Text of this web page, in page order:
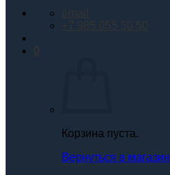
email
+7 985 055 50 50
Корзина пуста.
Вернуться в магазин